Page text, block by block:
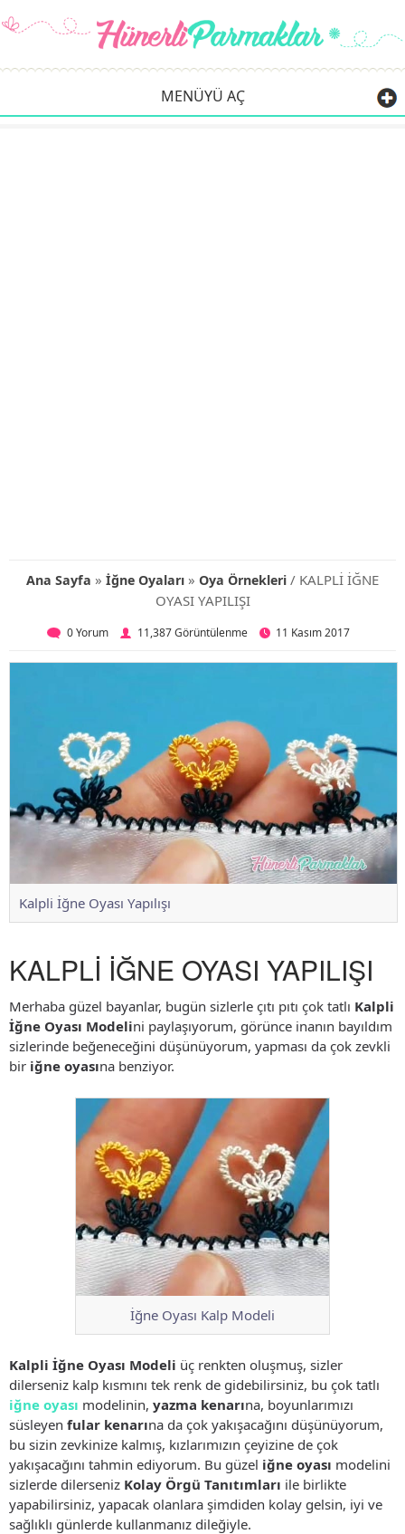
MENÜYÜ AÇ
Ana Sayfa » İğne Oyaları » Oya Örnekleri / KALPLİ İĞNE
OYASI YAPILIŞI
0 Yorum 11,387 Görüntülenme 11 Kasım 2017
Kalpli İğne Oyası Yapılışı
KALPLİ İĞNE OYASI YAPILIŞI
Merhaba güzel bayanlar, bugün sizlerle çıtı pıtı çok tatlı Kalpli
İğne Oyası Modelini paylaşıyorum, görünce inanın bayıldım
sizlerinde beğeneceğini düşünüyorum, yapması da çok zevkli
bir iğne oyasına benziyor.
İğne Oyası Kalp Modeli
Kalpli İğne Oyası Modeli üç renkten oluşmuş, sizler
dilerseniz kalp kısmını tek renk de gidebilirsiniz, bu çok tatlı
iğne oyası modelinin, yazma kenarına, boyunlarımızı
süsleyen fular kenarına da çok yakışacağını düşünüyorum,
bu sizin zevkinize kalmış, kızlarımızın çeyizine de çok
yakışacağını tahmin ediyorum. Bu güzel iğne oyası modelini
sizlerde dilerseniz Kolay Örgü Tanıtımları ile birlikte
yapabilirsiniz, yapacak olanlara şimdiden kolay gelsin, iyi ve
sağlıklı günlerde kullanmanız dileğiyle.